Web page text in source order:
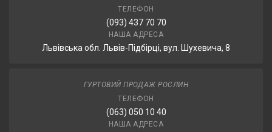
ТЕЛЕФОН
(093) 437 70 70
НАША АДРЕСА
Львівська обл. Львів-Підбірці, вул. Шухевича, 8
ГУРТОВИЙ ПРОДАЖ РОСЛИН
ТЕЛЕФОН
(063) 050 10 40
НАША АДРЕСА